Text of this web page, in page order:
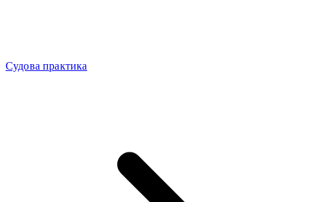
Судова практика